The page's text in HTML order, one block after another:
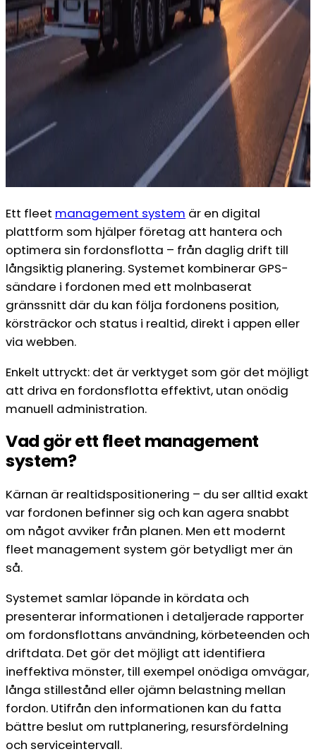
Ett fleet management system är en digital
plattform som hjälper företag att hantera och
optimera sin fordonsflotta – från daglig drift till
långsiktig planering. Systemet kombinerar GPS-
sändare i fordonen med ett molnbaserat
gränssnitt där du kan följa fordonens position,
körsträckor och status i realtid, direkt i appen eller
via webben.
Enkelt uttryckt: det är verktyget som gör det möjligt
att driva en fordonsflotta effektivt, utan onödig
manuell administration.
Vad gör ett fleet management
system?
Kärnan är realtidspositionering – du ser alltid exakt
var fordonen befinner sig och kan agera snabbt
om något avviker från planen. Men ett modernt
fleet management system gör betydligt mer än
så.
Systemet samlar löpande in kördata och
presenterar informationen i detaljerade rapporter
om fordonsflottans användning, körbeteenden och
driftdata. Det gör det möjligt att identifiera
ineffektiva mönster, till exempel onödiga omvägar,
långa stillestånd eller ojämn belastning mellan
fordon. Utifrån den informationen kan du fatta
bättre beslut om ruttplanering, resursfördelning
och serviceintervall.